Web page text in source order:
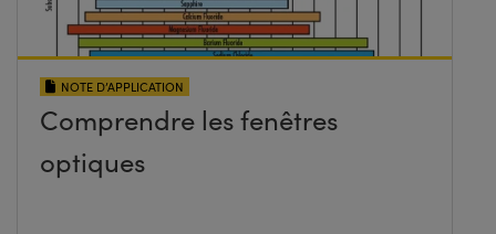
NOTE D’APPLICATION
Comprendre les fenêtres
optiques